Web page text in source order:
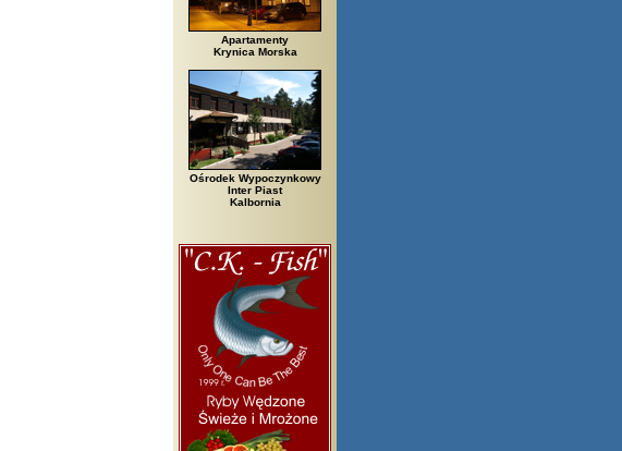
Bardo, Białobrzegi, Białowieża, Bielsko Biała, Biały Bór, Biały Dunajec,
Apartamenty
Krynica Morska
Ośrodek Wypoczynkowy
Inter Piast
Kalbornia